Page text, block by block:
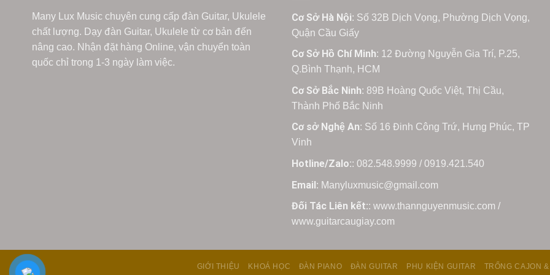
Many Lux Music chuyên cung cấp đàn Guitar, Ukulele
chất lượng. Dạy đàn Guitar, Ukulele từ cơ bản đến
nâng cao. Nhận đặt hàng Online, vận chuyển toàn
quốc chỉ trong 1-3 ngày làm việc.
Cơ Sở Hà Nội: Số 32B Dịch Vọng, Phường Dịch Vọng,
Quận Cầu Giấy
Cơ Sở Hồ Chí Minh: 12 Đường Nguyễn Gia Trí, P.25,
Q.Bình Thạnh, HCM
Cơ Sở Bắc Ninh: 89B Hoàng Quốc Việt, Thị Cầu,
Thành Phố Bắc Ninh
Cơ sở Nghệ An: Số 16 Đinh Công Trứ, Hưng Phúc, TP
Vinh
Hotline/Zalo:: 082.548.9999 / 0919.421.540
Email: Manyluxmusic@gmail.com
Đối Tác Liên kết:: www.thannguyenmusic.com /
www.guitarcaugiay.com
GIỚI THIỆU KHOÁ HỌC ĐÀN PIANO ĐÀN GUITAR PHỤ KIỆN GUITAR TRỐNG CAJON